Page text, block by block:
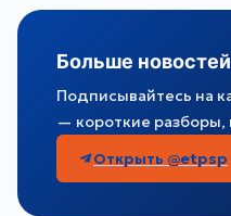
Больше
Подписывайтесь на
— короткие разборы,
Открыть @etpsp